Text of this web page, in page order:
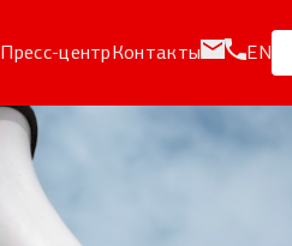
Пресс-центрКонтакты EN